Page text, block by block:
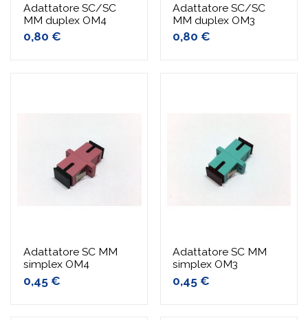
Adattatore SC/SC
MM duplex OM4
0,80 €
Adattatore SC/SC
MM duplex OM3
0,80 €
Adattatore SC MM
simplex OM4
0,45 €
Adattatore SC MM
simplex OM3
0,45 €